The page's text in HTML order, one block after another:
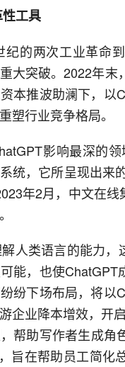
工具
纪的两次工业革命
大突破。2022年
本推波助澜下，
塑行业竞争格局。
影响最深的
统，它所呈现出来
年2月，中文在
人类语言的能力
能，也使ChatGPT
纷下场布局，将以
企业降本增效，开
帮助写作者生成
旨在帮助员工简化